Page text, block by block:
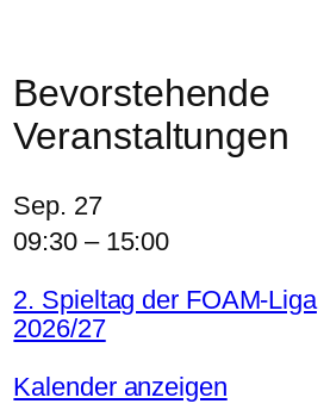
Bevorstehende
Veranstaltungen
Sep. 27
09:30– 15:00
2. Spieltag der FOAM-Liga
2026/27
Kalender anzeigen